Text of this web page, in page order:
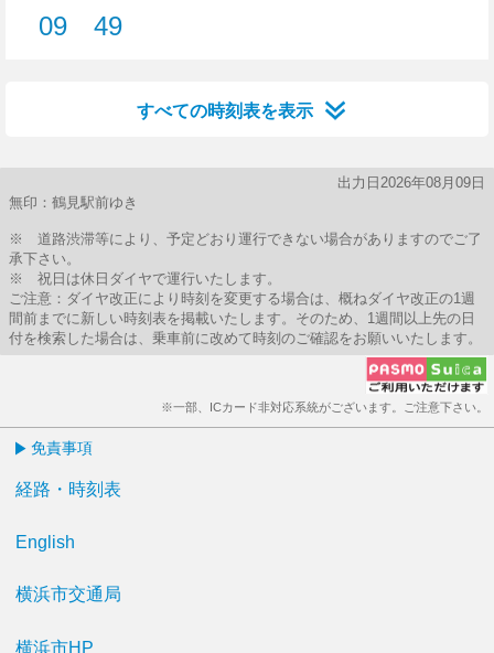
09
49
すべての時刻表を表示
出力日2026年08月09日
無印：鶴見駅前ゆき
※ 道路渋滞等により、予定どおり運行できない場合がありますのでご了
承下さい。
※ 祝日は休日ダイヤで運行いたします。
ご注意：ダイヤ改正により時刻を変更する場合は、概ねダイヤ改正の1週
間前までに新しい時刻表を掲載いたします。そのため、1週間以上先の日
付を検索した場合は、乗車前に改めて時刻のご確認をお願いいたします。
※一部、ICカード非対応系統がございます。ご注意下さい。
免責事項
経路・時刻表
English
横浜市交通局
横浜市HP